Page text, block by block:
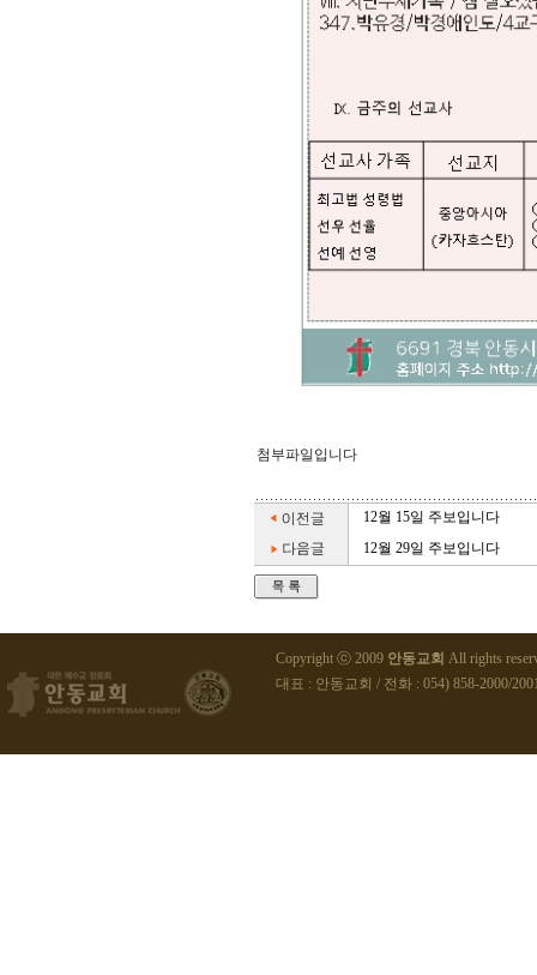
첨부파일입니다
12월 15일 주보입니다
12월 29일 주보입니다
Copyright ⓒ 2009 안동교회 All rights
대표 : 안동교회 / 전화 : 054) 858-2000/